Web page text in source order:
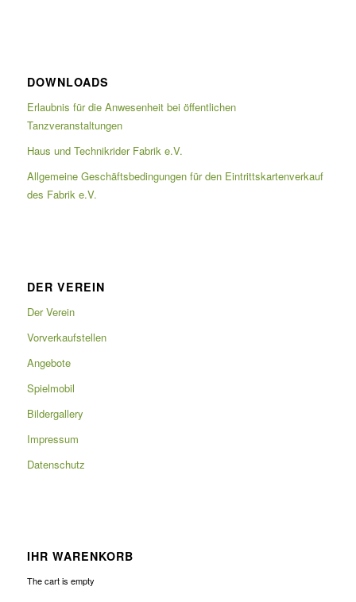
DOWNLOADS
Erlaubnis für die Anwesenheit bei öffentlichen
Tanzveranstaltungen
Haus und Technikrider Fabrik e.V.
Allgemeine Geschäftsbedingungen für den Eintrittskartenverkauf
des Fabrik e.V.
DER VEREIN
Der Verein
Vorverkaufstellen
Angebote
Spielmobil
Bildergallery
Impressum
Datenschutz
IHR WARENKORB
The cart is empty